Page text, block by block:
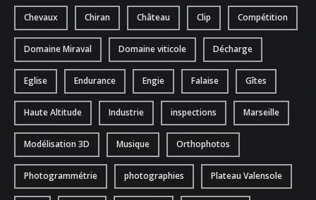
Chevaux Chiran Château Clip Compétition
Domaine Miraval Domaine viticole Décharge
Eglise Endurance Engie Falaise Gîtes
Haute Altitude Industrie inspections Marseille
Modélisation 3D Musique Orthophotos
Photogrammétrie photographies Plateau Valensole